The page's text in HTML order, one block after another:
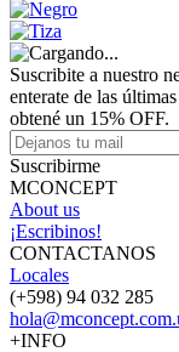
Suscribite a nuestro
enterate de las
obtené un 15% OFF.
Suscribirme
MCONCEPT
About us
¡Escribinos!
CONTACTANOS
Locales
(+598) 94 032 285
+INFO